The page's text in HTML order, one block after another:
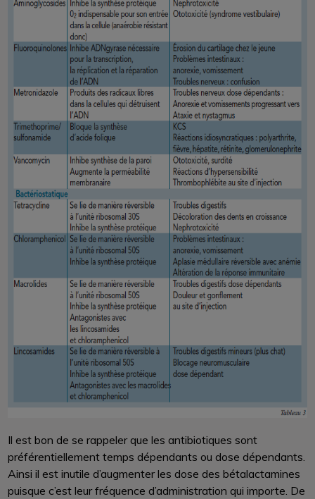
Il est bon de se rappeler que les antibiotiques sont
préférentiellement temps dépendants ou dose dépendants.
Ainsi il est inutile d’augmenter les dose des bétalactamines
puisque c’est leur fréquence d’administration qui importe. De